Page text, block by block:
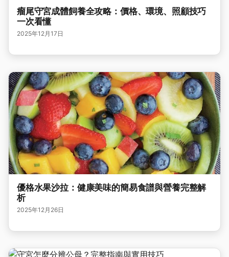
瘤尾守宮成體飼養全攻略：價格、環境、照顧技巧
一次看懂
2025年12月17日
優格水果沙拉：健康美味的簡易食譜與營養完整解
析
2025年12月26日